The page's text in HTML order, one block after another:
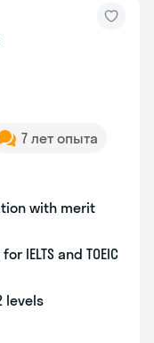
7 лет опыта
with merit
IELTS and TOEIC
levels